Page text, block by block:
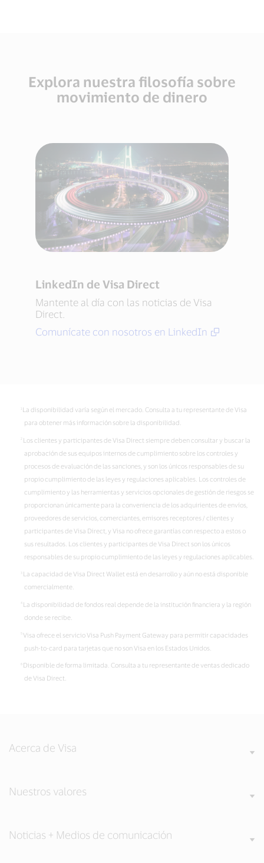
Explora nuestra filosofía sobre
movimiento de dinero
LinkedIn de Visa Direct
Mantente al día con las noticias de Visa
Direct.
Comunícate con nosotros en LinkedIn
La disponibilidad varía según el mercado. Consulta a tu representante de Visa
para obtener más información sobre la disponibilidad.
Los clientes y participantes de Visa Direct siempre deben consultar y buscar la
aprobación de sus equipos internos de cumplimiento sobre los controles y
procesos de evaluación de las sanciones, y son los únicos responsables de su
propio cumplimiento de las leyes y regulaciones aplicables. Los controles de
cumplimiento y las herramientas y servicios opcionales de gestión de riesgos se
proporcionan únicamente para la conveniencia de los adquirientes de envíos,
proveedores de servicios, comerciantes, emisores receptores / clientes y
participantes de Visa Direct, y Visa no ofrece garantías con respecto a estos o
sus resultados. Los clientes y participantes de Visa Direct son los únicos
responsables de su propio cumplimiento de las leyes y regulaciones aplicables.
La capacidad de Visa Direct Wallet está en desarrollo y aún no está disponible
comercialmente.
La disponibilidad de fondos real depende de la institución financiera y la región
donde se recibe.
Visa ofrece el servicio Visa Push Payment Gateway para permitir capacidades
push-to-card para tarjetas que no son Visa en los Estados Unidos.
Disponible de forma limitada. Consulta a tu representante de ventas dedicado
de Visa Direct.
Acerca de Visa
Nuestros valores
Noticias + Medios de comunicación